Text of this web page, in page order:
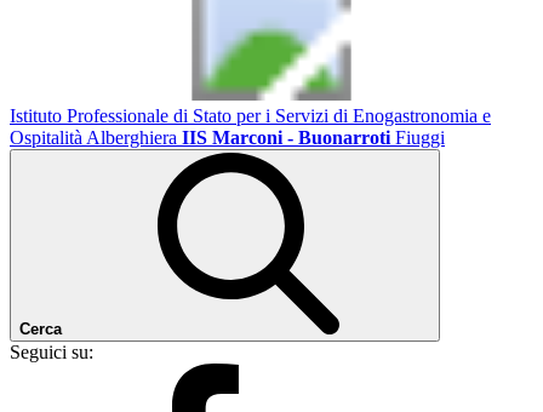
Istituto Professionale di Stato per i Servizi di Enogastronomia e
Ospitalità Alberghiera IIS Marconi - Buonarroti Fiuggi
Cerca
Seguici su: